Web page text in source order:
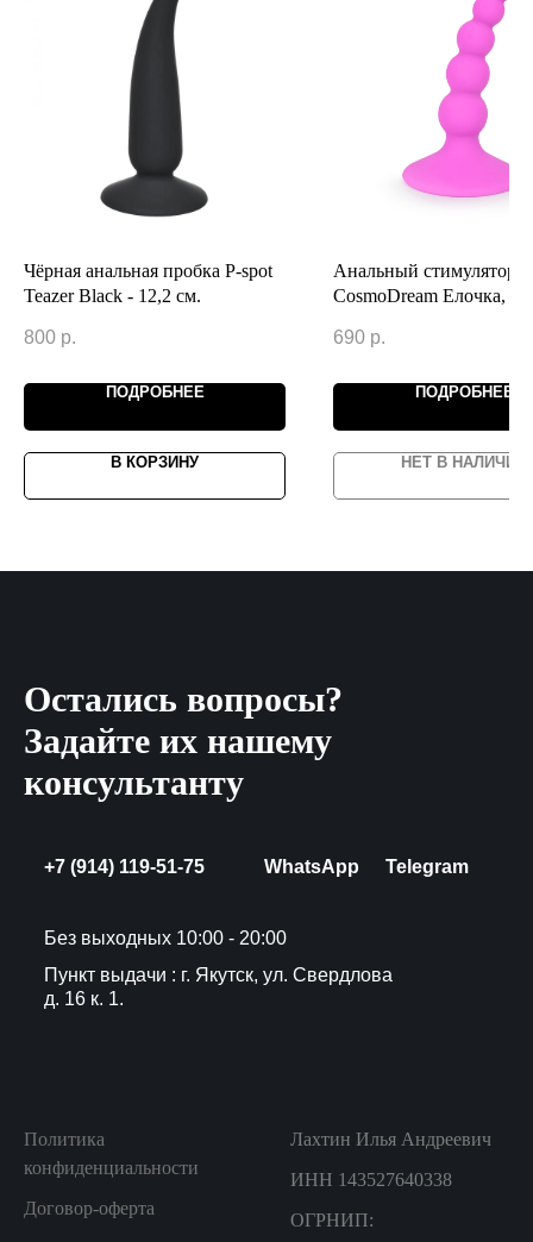
Чёрная анальная пробка P-spot
Teazer Black - 12,2 см.
800 р.
ПОДРОБНЕЕ
В КОРЗИНУ
Анальный стимулятор
CosmoDream Елочка,
розовый
690 р.
ПОДРОБНЕЕ
НЕТ В НАЛИЧИИ
Остались вопросы?
Задайте их нашему
консультанту
+7 (914) 119-51-75 WhatsApp Telegram
Без выходных 10:00 - 20:00
Пункт выдачи : г. Якутск, ул. Свердлова
д. 16 к. 1.
Политика
конфиденциальности
Договор-оферта
Лахтин Илья Андреевич
ИНН 143527640338
ОГРНИП: